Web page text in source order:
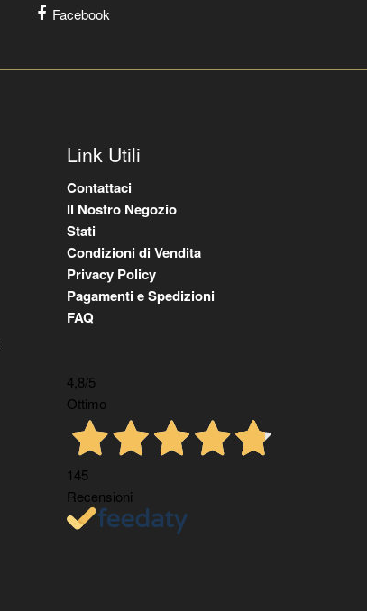
Facebook
Link Utili
Contattaci
Il Nostro Negozio
Stati
Condizioni di Vendita
Privacy Policy
Pagamenti e Spedizioni
FAQ
4,8/5
Ottimo
145
Recensioni